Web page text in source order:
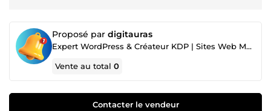
Proposé par digitauras
Expert WordPress & Créateur KDP | Sites Web Modernes et Édition Numérique
Vente au total0
Contacter le vendeur